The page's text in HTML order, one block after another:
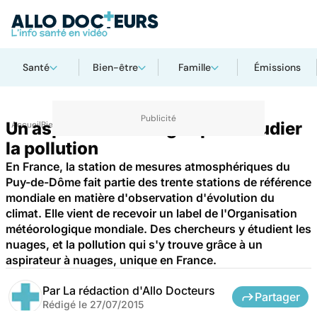
Santé Bien-être Famille Émissions
AccueilBien-être
Un aspirateur à nuages pour étudier
la pollution
En France, la station de mesures atmosphériques du
Puy-de-Dôme fait partie des trente stations de référence
mondiale en matière d'observation d'évolution du
climat. Elle vient de recevoir un label de l'Organisation
météorologique mondiale. Des chercheurs y étudient les
nuages, et la pollution qui s'y trouve grâce à un
aspirateur à nuages, unique en France.
Par La rédaction d'Allo Docteurs
Rédigé le 27/07/2015
Partager